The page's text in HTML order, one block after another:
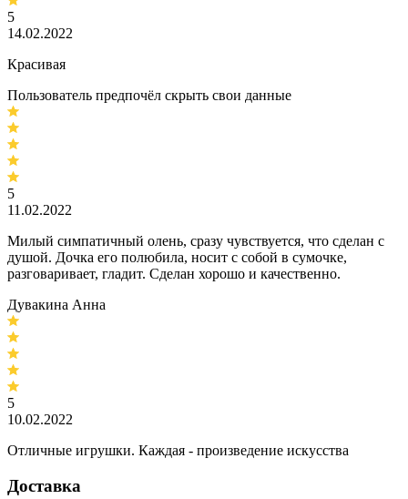
5
14.02.2022
Красивая
Пользователь предпочёл скрыть свои данные
5
11.02.2022
Милый симпатичный олень, сразу чувствуется, что сделан с
душой. Дочка его полюбила, носит с собой в сумочке,
разговаривает, гладит. Сделан хорошо и качественно.
Дувакина Анна
5
10.02.2022
Отличные игрушки. Каждая - произведение искусства
Доставка